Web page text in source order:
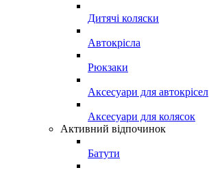
Дитячі коляски
Автокрісла
Рюкзаки
Аксесуари для автокрісел
Аксесуари для колясок
Активний відпочинок
Батути